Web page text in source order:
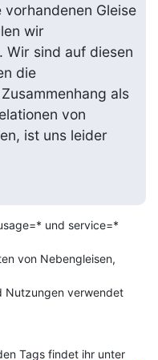
Gleise
wir
Wir sind auf diesen
die
als
von
ist uns leider
und service=*
von Nebengleisen,
Nutzungen verwendet